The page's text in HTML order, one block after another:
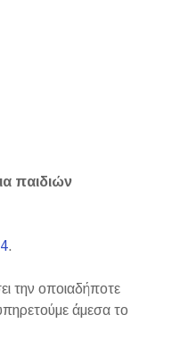
παιδιών
.
την οποιαδήποτε
άμεσα το